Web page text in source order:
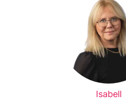
Isabell